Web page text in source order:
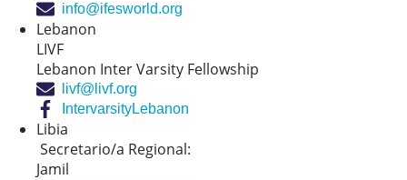
info@ifesworld.org
Lebanon
LIVF
Lebanon Inter Varsity Fellowship
livf@livf.org
IntervarsityLebanon
Libia
Secretario/a Regional:
Jamil